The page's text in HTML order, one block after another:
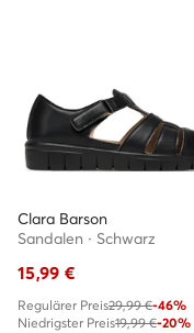
Clara Barson
Sandalen · Schwarz
15,99 €
Regulärer Preis29,99 €-46%
Niedrigster Preis19,99 €-20%